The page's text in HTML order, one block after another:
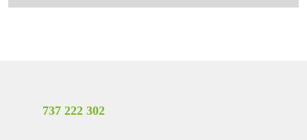
737 222 302